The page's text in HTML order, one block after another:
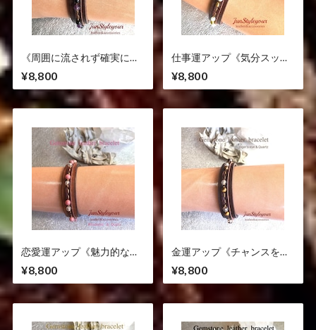
《周囲に流されず確実に目
スト/オニキス
¥8,800
仕事運アップ《気分スッキ
盛》アマゾナイト/シトリン
¥8,800
恋愛運アップ《魅力的な女
水晶
¥8,800
金運アップ《チャンスを掴
イ/水晶
¥8,800